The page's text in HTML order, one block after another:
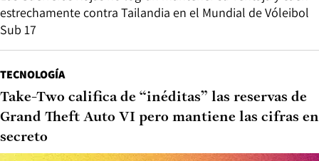
estrechamente contra Tailandia en el Mundial de Vóleibol
Sub 17
TECNOLOGÍA
Take-Two califica de “inéditas” las reservas de
Grand Theft Auto VI pero mantiene las cifras en
secreto